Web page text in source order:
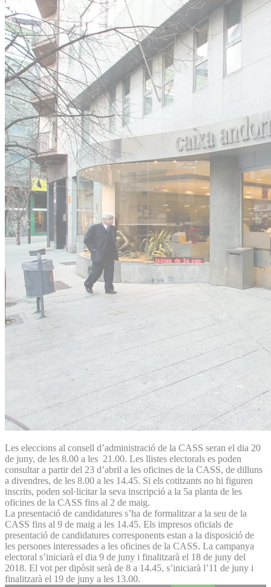
Les eleccions al consell d’administració de la CASS seran el dia 20
de juny, de les 8.00 a les 21.00. Les llistes electorals es poden
consultar a partir del 23 d’abril a les oficines de la CASS, de dilluns
a divendres, de les 8.00 a les 14.45. Si els cotitzants no hi figuren
inscrits, poden sol·licitar la seva inscripció a la 5a planta de les
oficines de la CASS fins al 2 de maig.
La presentació de candidatures s’ha de formalitzar a la seu de la
CASS fins al 9 de maig a les 14.45. Els impresos oficials de
presentació de candidatures corresponents estan a la disposició de
les persones interessades a les oficines de la CASS. La campanya
electoral s’iniciarà el dia 9 de juny i finalitzarà el 18 de juny del
2018. El vot per dipòsit serà de 8 a 14.45, s’iniciarà l’11 de juny i
finalitzarà el 19 de juny a les 13.00.